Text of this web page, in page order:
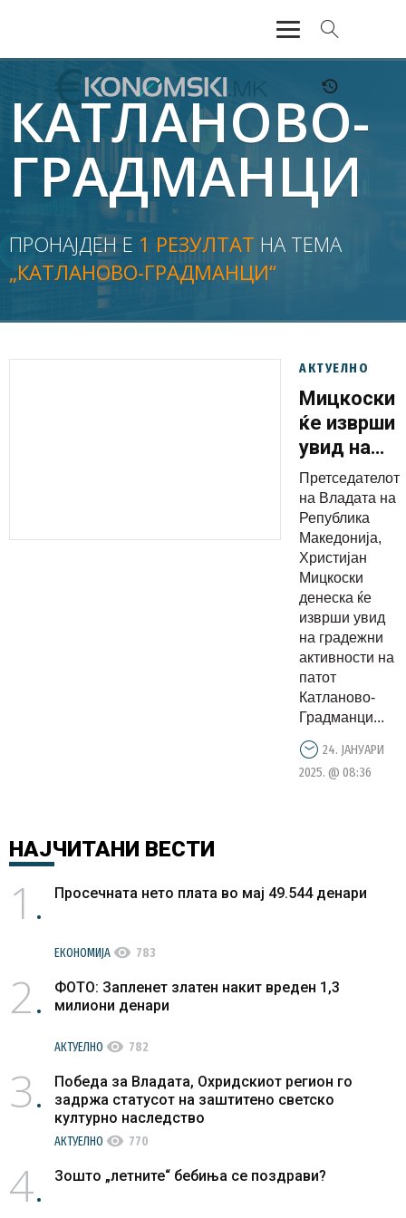
АКТУЕЛНО
ЕКОНОМИЈА
ФИНАНСИИ
БАНКАРСТВО
ЖИВОТ
МОЗАИК
КАТЛАНОВО-
ГРАДМАНЦИ
ПРОНАЈДЕН Е 1 РЕЗУЛТАТ НА ТЕМА
„КАТЛАНОВО-ГРАДМАНЦИ“
АКТУЕЛНО
Мицкоски
ќе изврши
увид на
градежни
на патот
Катланово
–
Градманци
во
Општина
Петровец
Претседателот
на Владата на
Република
Македонија,
Христијан
Мицкоски
денеска ќе
изврши увид
на градежни
активности на
патот
Катланово-
Градманци...
24. ЈАНУАРИ
2025. @ 08:36
НАЈЧИТАНИ ВЕСТИ
1 Просечната нето плата во мај 49.544 денари
ЕКОНОМИЈА visibility 783
2
ФОТО: Запленет златен накит вреден 1,3
милиони денари
АКТУЕЛНО visibility 782
3
Победа за Владата, Охридскиот регион го
задржа статусот на заштитено светско
културно наследство
АКТУЕЛНО visibility 770
4 Зошто „летните“ бебиња се поздрави?